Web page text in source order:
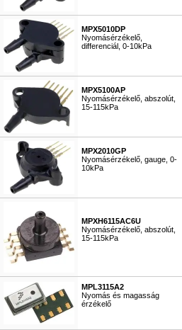
MPX5010DP
Nyomásérzékelő,
differenciál, 0-10kPa
MPX5100AP
Nyomásérzékelő, abszolút,
15-115kPa
MPX2010GP
Nyomásérzékelő, gauge, 0-
10kPa
MPXH6115AC6U
Nyomásérzékelő, abszolút,
15-115kPa
MPL3115A2
Nyomás és magasság
érzékelő